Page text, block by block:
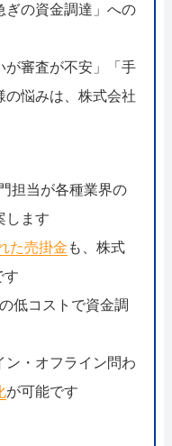
ぎの資金調達」への
が審査が不安」「手
の悩みは、株式会社
担当が各種業界の
します
た売掛金 も、株式
す
低コストで資金調
ン・オフライン問わ
が可能です